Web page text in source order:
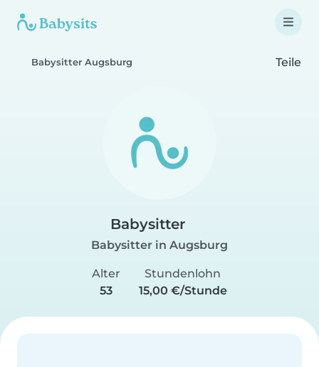
Babysitter Augsburg Teile
Babysitter
Babysitter in Augsburg
Alter
53
Stundenlohn
15,00 €/Stunde